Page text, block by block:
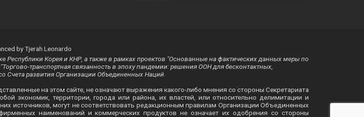
by Tjerah Leonardo
Корея и КНР, а также в рамках проектов "Основанные на фактических данных меры по
транспортная связанность в эпоху пандемии: решения ООН для бесконтактных,
Счета развития Организации Объединенных Наций.
на этом сайте, не означают выражения какого-либо мнения со стороны Секретариата
экономик, территории, города или района, их властей, или относительно делимитации и
источников, могут не соответствовать редакционным правилам Организации Объединенных
наименований и коммерческих продуктов не означает их одобрения со стороны